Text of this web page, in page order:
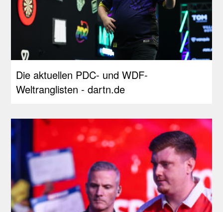
Die aktuellen PDC- und WDF-
Weltranglisten - dartn.de